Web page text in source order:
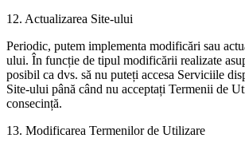
12. Actualizarea Site-ului
Periodic, putem implementa modificări sau
ului. În funcție de tipul modificării realizate
posibil ca dvs. să nu puteți accesa Serviciile
Site-ului până când nu acceptați Termenii de
consecință.
13. Modificarea Termenilor de Utilizare